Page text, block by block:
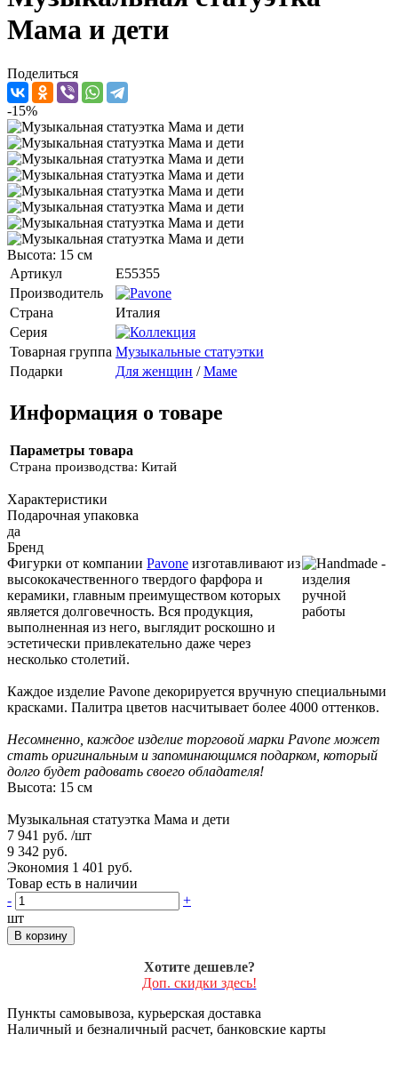
Мама и дети
Поделиться
-15%
Высота: 15 см
Артикул
E55355
Производитель
Страна
Италия
Серия
Товарная группа Музыкальные статуэтки
Подарки
Для женщин /Маме
Информация о товаре
Параметры товара
Страна производства: Китай
Характеристики
Подарочная упаковка
да
Бренд
Фигурки от компании Pavone изготавливают из
высококачественного твердого фарфора и
керамики, главным преимуществом которых
является долговечность. Вся продукция,
выполненная из него, выглядит роскошно и
эстетически привлекательно даже через
несколько столетий.
Каждое изделие Pavone декорируется вручную специальными
красками. Палитра цветов насчитывает более 4000 оттенков.
Несомненно, каждое изделие торговой марки Pavone может
стать оригинальным и запоминающимся подарком, который
долго будет радовать своего обладателя!
Высота: 15 см
Музыкальная статуэтка Мама и дети
7 941 руб. /шт
9 342 руб.
Экономия 1 401 руб.
Товар есть в наличии
-
+
шт
В корзину
Хотите дешевле?
Доп. скидки здесь!
Пункты самовывоза, курьерская доставка
Наличный и безналичный расчет, банковские карты